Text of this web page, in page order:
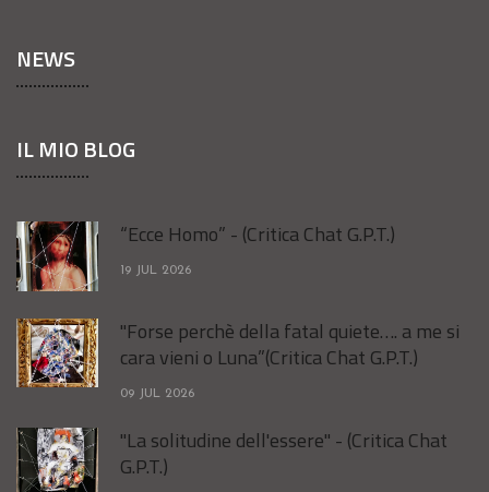
NEWS
IL MIO BLOG
“Ecce Homo” - (Critica Chat G.P.T.)
19 JUL 2026
"Forse perchè della fatal quiete…. a me si
cara vieni o Luna”(Critica Chat G.P.T.)
09 JUL 2026
"La solitudine dell'essere" - (Critica Chat
G.P.T.)